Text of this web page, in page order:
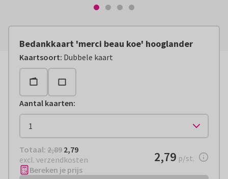
Bedankkaart 'merci beau koe' hooglander
Kaartsoort: Dubbele kaart
Aantal kaarten:
Totaal: € 2,79
Totaal: 2,89 2,79
excl. verzendkosten
€ 2,79per stuk
2,79 p/st.
Bereken je prijs